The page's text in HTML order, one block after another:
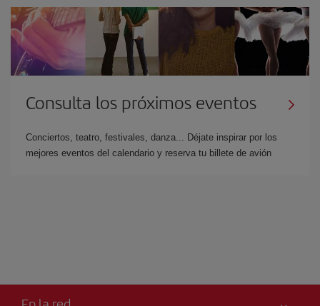
Consulta los próximos eventos
Conciertos, teatro, festivales, danza... Déjate inspirar por los
mejores eventos del calendario y reserva tu billete de avión